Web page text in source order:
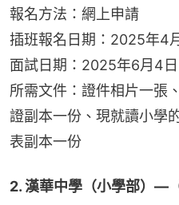
報名方法：網上申請
插班報名日期：2025年4
面試日期：2025年6月4日
所需文件：證件相片一張
證副本一份、現就讀小學
表副本一份
2. 漢華中學（小學部）—